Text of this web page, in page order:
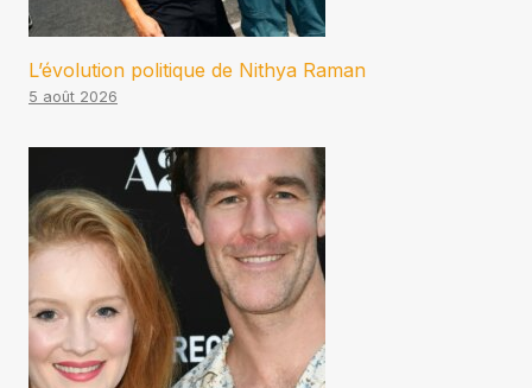
L’évolution politique de Nithya Raman
5 août 2026